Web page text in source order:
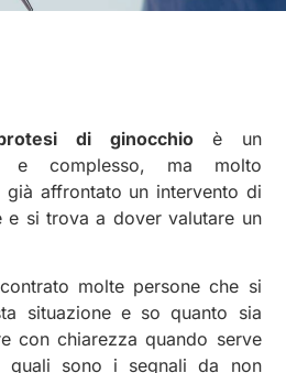
di ginocchioè un
e complesso, ma molto
affrontato un intervento di
e si trova a dover valutare un
molte persone che si
situazione e so quanto sia
con chiarezza quando serve
quali sono i segnali da non